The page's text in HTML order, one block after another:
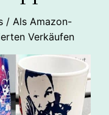
/ Als Amazon-
Verkäufen